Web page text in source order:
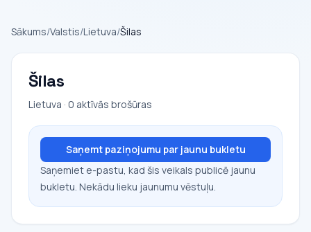
Sākums/Valstis/Lietuva/Šilas
Šilas
Lietuva · 0 aktīvās brošūras
Saņemt paziņojumu par jaunu bukletu
Saņemiet e-pastu, kad šis veikals publicē jaunu
bukletu. Nekādu lieku jaunumu vēstuļu.